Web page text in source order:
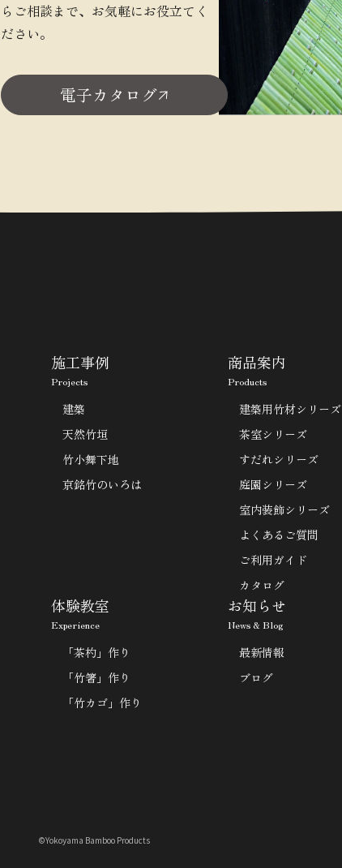
らご相談まで、お気軽にお役立てく
ださい。
電子カタログ
施工事例
Projects
建築
天然竹垣
竹小舞下地
京銘竹のいろは
商品案内
Products
建築用竹材シリーズ
茶室シリーズ
すだれシリーズ
庭園シリーズ
室内装飾シリーズ
よくあるご質問
ご利用ガイド
カタログ
体験教室
Experience
「茶杓」作り
「竹箸」作り
「竹カゴ」作り
お知らせ
News & Blog
最新情報
ブログ
©Yokoyama Bamboo Products